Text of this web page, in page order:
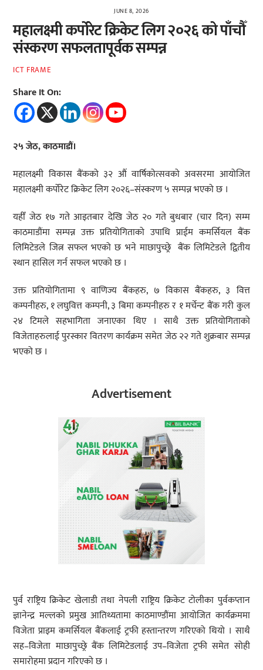
JUNE 8, 2026
महालक्ष्मी कर्पोरेट क्रिकेट लिग २०२६ को पाँचौँ
संस्करण सफलतापूर्वक सम्पन्न
ICT FRAME
Share It On:
२५ जेठ, काठमाडौं।
महालक्ष्मी विकास बैंकको ३२ औं वार्षिकोत्सवको अवसरमा आयोजित
महालक्ष्मी कर्पोरेट क्रिकेट लिग २०२६–संस्करण ५ सम्पन्न भएको छ ।
यहीँ जेठ १७ गते आइतबार देखि जेठ २० गते बुधबार (चार दिन) सम्म
काठमाडौंमा सम्पन्न उक्त प्रतियोगिताको उपाधि प्राईम कमर्सियल बैंक
लिमिटेडले जित्न सफल भएको छ भने माछापुच्छ्रे बैंक लिमिटेडले द्वितीय
स्थान हासिल गर्न सफल भएको छ ।
उक्त प्रतियोगितामा ९ वाणिज्य बैंकहरु, ७ विकास बैंकहरु, ३ वित्त
कम्पनीहरु, १ लघुवित्त कम्पनी, ३ बिमा कम्पनीहरु र १ मर्चेन्ट बैंक गरी कुल
२४ टिमले सहभागिता जनाएका थिए । साथै उक्त प्रतियोगिताको
विजेताहरुलाई पुरस्कार वितरण कार्यक्रम समेत जेठ २२ गते शुक्रबार सम्पन्न
भएको छ ।
Advertisement
पुर्व राष्ट्रिय क्रिकेट खेलाडी तथा नेपली राष्ट्रिय क्रिकेट टोलीका पुर्वकप्तान
ज्ञानेन्द्र मल्लको प्रमुख आतिथ्यतामा काठमाण्डौंमा आयोजित कार्यक्रममा
विजेता प्राइम कमर्सियल बैंकलाई ट्रफी हस्तान्तरण गरिएको थियो । साथै
सह–विजेता माछापुच्छ्रे बैंक लिमिटेडलाई उप–विजेता ट्रफी समेत सोही
समारोहमा प्रदान गरिएको छ ।